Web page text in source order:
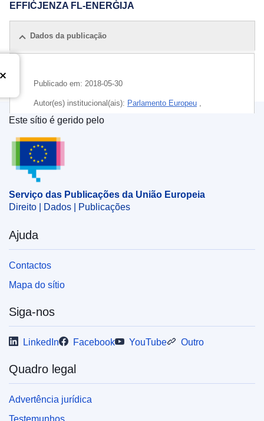
EFFIĊJENZA FL-ENERĠIJA
Dados da publicação
Publicado em: 2018-05-30
Autor(es) institucional(ais): Parlamento Europeu
Conselho da União Europeia
IMMC : PE 4 2018 REV 1
Serviço das Publicações da União Europeia
Este sítio é gerido pelo
Serviço das Publicações da União Europeia
Direito | Dados | Publicações
Ajuda
Contactos
Mapa do sítio
Siga-nos
LinkedIn Facebook YouTube Outro
Quadro legal
Advertência jurídica